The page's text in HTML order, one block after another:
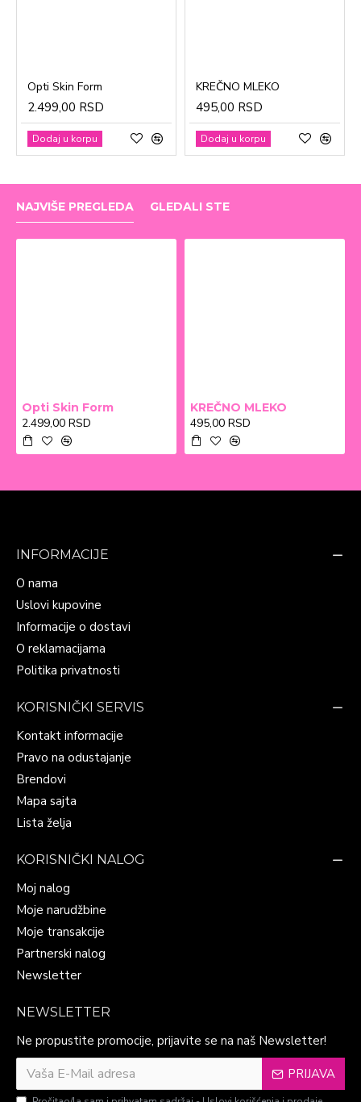
Opti Skin Form
2.499,00 RSD
Dodaj u korpu
KREČNO MLEKO
495,00 RSD
Dodaj u korpu
NAJVIŠE PREGLEDA GLEDALI STE
Opti Skin Form
2.499,00 RSD
KREČNO MLEKO
495,00 RSD
INFORMACIJE
O nama
Uslovi kupovine
Informacije o dostavi
O reklamacijama
Politika privatnosti
KORISNIČKI SERVIS
Kontakt informacije
Pravo na odustajanje
Brendovi
Mapa sajta
Lista želja
KORISNIČKI NALOG
Moj nalog
Moje narudžbine
Moje transakcije
Partnerski nalog
Newsletter
NEWSLETTER
Ne propustite promocije, prijavite se na naš Newsletter!
PRIJAVA